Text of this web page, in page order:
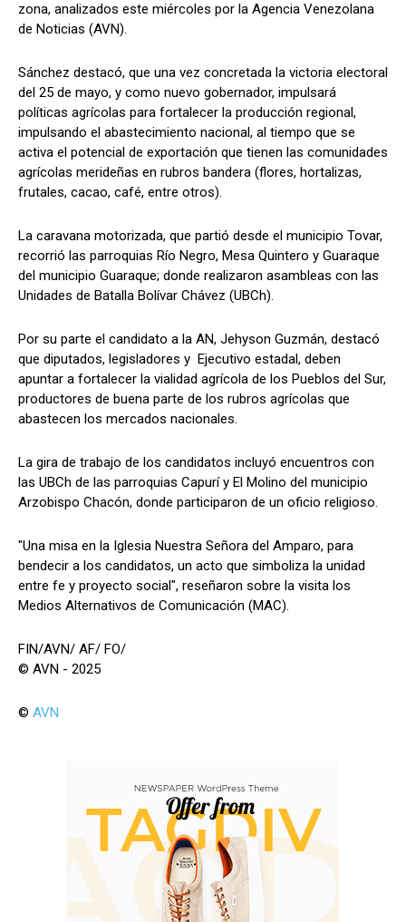
zona, analizados este miércoles por la Agencia Venezolana
de Noticias (AVN).
Sánchez destacó, que una vez concretada la victoria electoral
del 25 de mayo, y como nuevo gobernador, impulsará
políticas agrícolas para fortalecer la producción regional,
impulsando el abastecimiento nacional, al tiempo que se
activa el potencial de exportación que tienen las comunidades
agrícolas merideñas en rubros bandera (flores, hortalizas,
frutales, cacao, café, entre otros).
La caravana motorizada, que partió desde el municipio Tovar,
recorrió las parroquias Río Negro, Mesa Quintero y Guaraque
del municipio Guaraque; donde realizaron asambleas con las
Unidades de Batalla Bolívar Chávez (UBCh).
Por su parte el candidato a la AN, Jehyson Guzmán, destacó
que diputados, legisladores y Ejecutivo estadal, deben
apuntar a fortalecer la vialidad agrícola de los Pueblos del Sur,
productores de buena parte de los rubros agrícolas que
abastecen los mercados nacionales.
La gira de trabajo de los candidatos incluyó encuentros con
las UBCh de las parroquias Capurí y El Molino del municipio
Arzobispo Chacón, donde participaron de un oficio religioso.
"Una misa en la Iglesia Nuestra Señora del Amparo, para
bendecir a los candidatos, un acto que simboliza la unidad
entre fe y proyecto social", reseñaron sobre la visita los
Medios Alternativos de Comunicación (MAC).
FIN/AVN/ AF/ FO/
© AVN - 2025
© AVN